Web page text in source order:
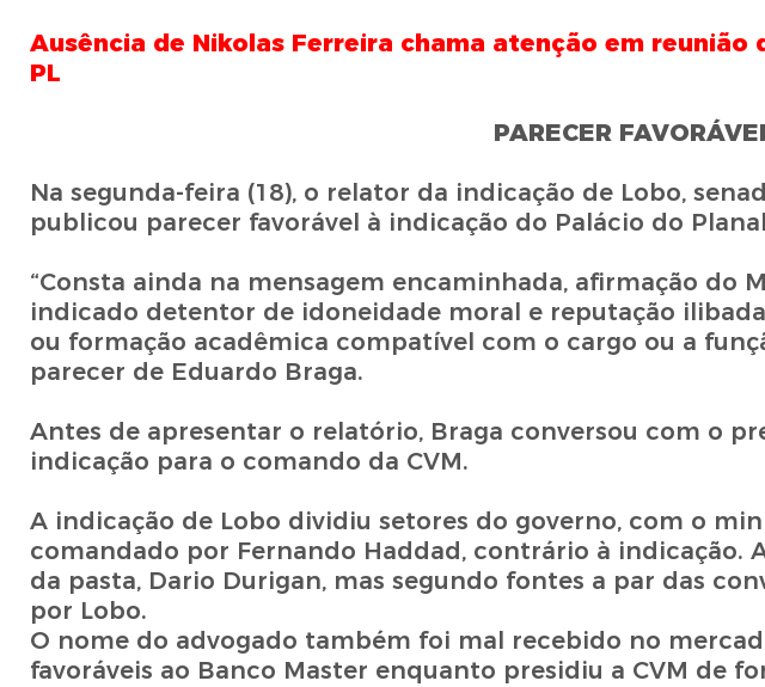
Ausência de Nikolas Ferreira chama atenção em
PL
PARECER
Na segunda-feira (18), o relator da indicação de Lobo,
publicou parecer favorável à indicação do Palácio do
“Consta ainda na mensagem encaminhada, afirmação do
indicado detentor de idoneidade moral e reputação
ou formação acadêmica compatível com o cargo ou a
parecer de Eduardo Braga.
Antes de apresentar o relatório, Braga conversou com o
indicação para o comando da CVM.
A indicação de Lobo dividiu setores do governo, com o
comandado por Fernando Haddad, contrário à indicação.
da pasta, Dario Durigan, mas segundo fontes a par das
por Lobo.
O nome do advogado também foi mal recebido no
favoráveis ao Banco Master enquanto presidiu a CVM de